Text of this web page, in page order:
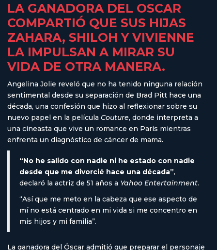
LA GANADORA DEL OSCAR
COMPARTIÓ QUE SUS HIJAS
ZAHARA, SHILOH Y VIVIENNE
LA IMPULSAN A MIRAR SU
VIDA DE OTRA MANERA.
Angelina Jolie reveló que no ha tenido ninguna relación
sentimental desde su separación de Brad Pitt hace una
década, una confesión que hizo al reflexionar sobre su
nuevo papel en la película Couture, donde interpreta a
una cineasta que vive un romance en París mientras
enfrenta un diagnóstico de cáncer de mama.
“No he salido con nadie ni he estado con nadie
desde que me divorcié hace una década”,
declaró la actriz de 51 años a Yahoo Entertainment.
“Así que me meto en la cabeza que ese aspecto de
mí no está centrado en mi vida si me concentro en
mis hijos y mi familia”.
La ganadora del Óscar admitió que preparar el personaje